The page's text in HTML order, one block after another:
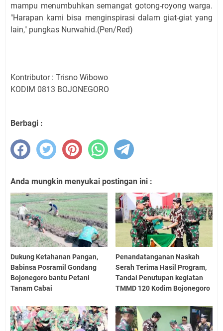
mampu menumbuhkan semangat gotong-royong warga.
"Harapan kami bisa menginspirasi dalam giat-giat yang
lain," pungkas Nurwahid.(Pen/Red)
Kontributor : Trisno Wibowo
KODIM 0813 BOJONEGORO
Berbagi :
Anda mungkin menyukai postingan ini :
Dukung Ketahanan Pangan,
Babinsa Posramil Gondang
Bojonegoro bantu Petani
Tanam Cabai
Penandatanganan Naskah
Serah Terima Hasil Program,
Tandai Penutupan kegiatan
TMMD 120 Kodim Bojonegoro